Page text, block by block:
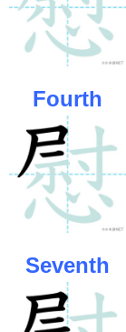
Fourth
Seventh